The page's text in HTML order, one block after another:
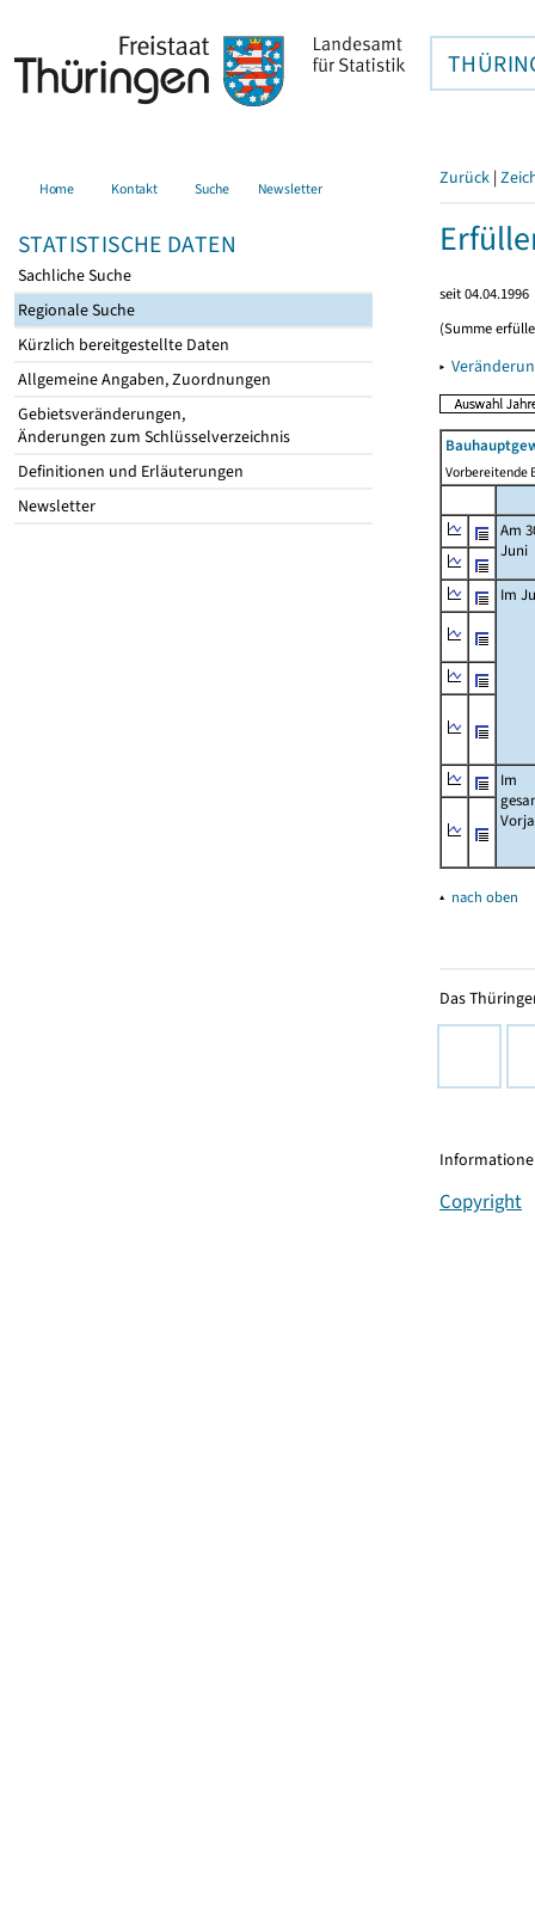
Home Kontakt Suche Newsletter
STATISTISCHE DATEN
Sachliche Suche
Regionale Suche
Kürzlich bereitgestellte Daten
Allgemeine Angaben, Zuordnungen
Gebietsveränderungen,
Änderungen zum Schlüsselverzeichnis
Definitionen und Erläuterungen
Newsletter
Zurück |
seit 04.04.1996
(Summe
▸
Vorbereitende
Am
Juni
Im
Im
▴ nach oben
Das
Copyright